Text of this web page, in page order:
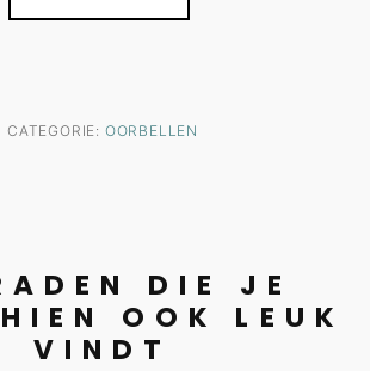
CATEGORIE: OORBELLEN
DIE JE
OOK LEUK
VINDT